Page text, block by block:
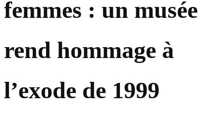
femmes : un musée
rend hommage à
l’exode de 1999